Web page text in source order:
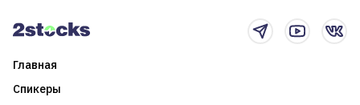
Главная
Спикеры